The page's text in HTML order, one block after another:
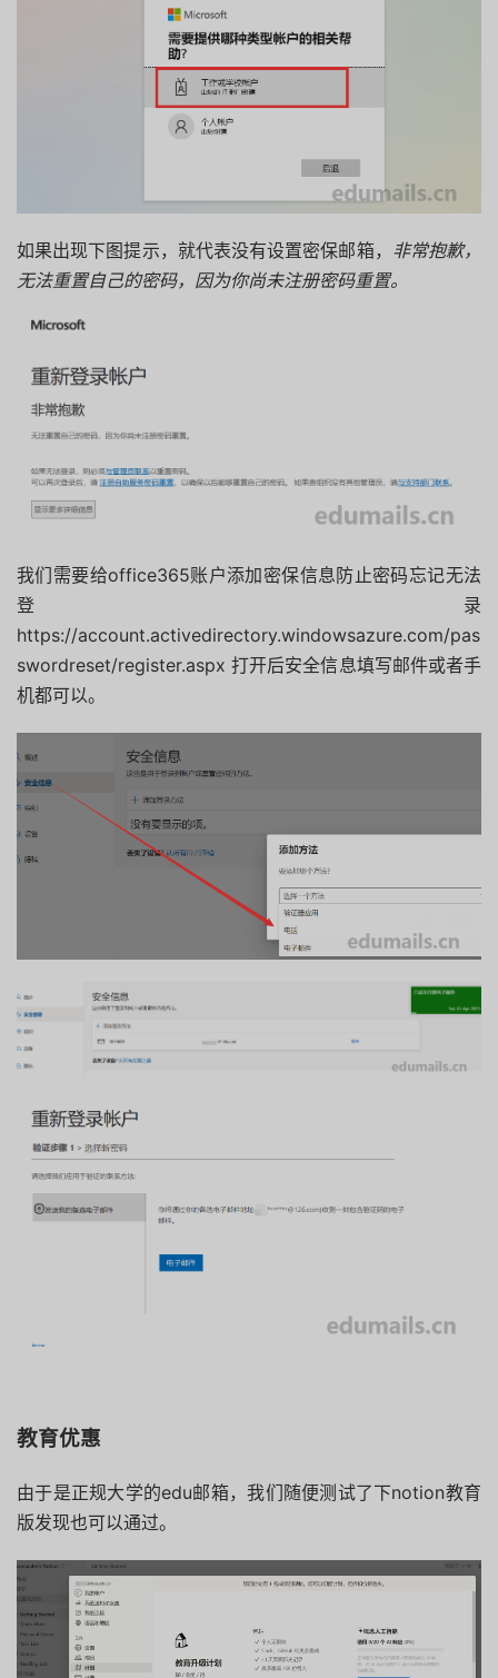
如果出现下图提示，就代表没有设置密保邮箱， 非常抱歉，
无法重置自己的密码，因为你尚未注册密码重置。
我们需要给office365账户添加密保信息防止密码忘记无法
登录
https://account.activedirectory.windowsazure.com/pas
swordreset/register.aspx 打开后安全信息填写邮件或者手
机都可以。
教育优惠
由于是正规大学的edu邮箱，我们随便测试了下notion教育
版发现也可以通过。